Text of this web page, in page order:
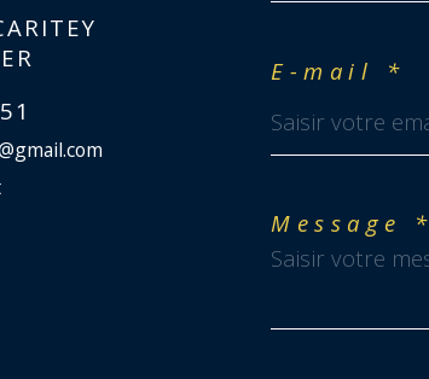
E-mail *
Message *